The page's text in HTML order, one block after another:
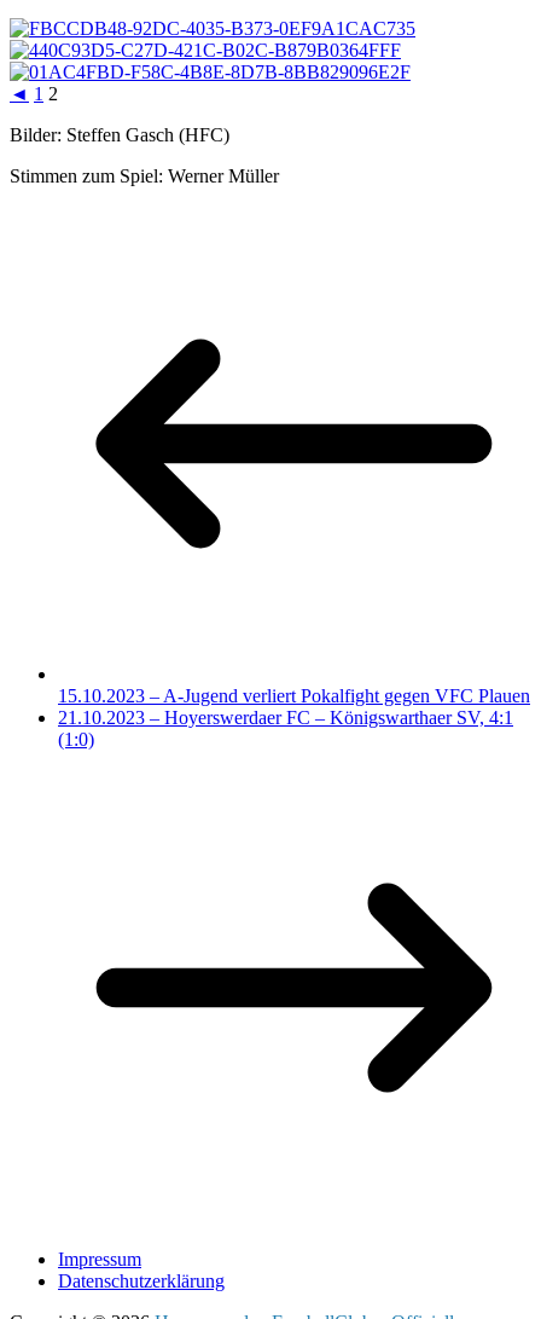
◄ 1 2
Bilder: Steffen Gasch (HFC)
Stimmen zum Spiel: Werner Müller
15.10.2023 – A-Jugend verliert Pokalfight gegen VFC Plauen
21.10.2023 – Hoyerswerdaer FC – Königswarthaer SV, 4:1
(1:0)
Impressum
Datenschutzerklärung